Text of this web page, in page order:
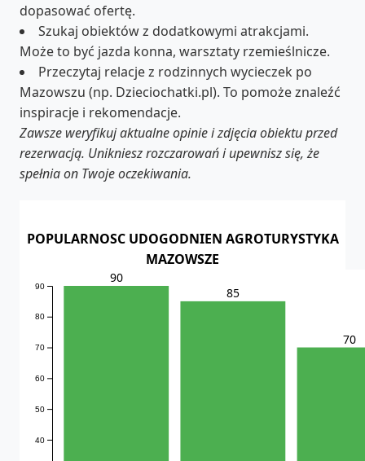
dopasować ofertę.
Szukaj obiektów z dodatkowymi atrakcjami.
Może to być jazda konna, warsztaty rzemieślnicze.
Przeczytaj relacje z rodzinnych wycieczek po
Mazowszu (np. Dzieciochatki.pl). To pomoże znaleźć
inspiracje i rekomendacje.
Zawsze weryfikuj aktualne opinie i zdjęcia obiektu przed
rezerwacją. Unikniesz rozczarowań i upewnisz się, że
spełnia on Twoje oczekiwania.
POPULARNOSC UDOGODNIEN AGROTURYSTYKA
MAZOWSZE
40
50
60
70
80
90
90
85
70